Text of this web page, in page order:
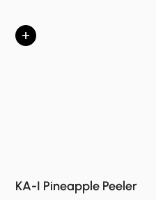
+
KA-I Pineapple Peeler